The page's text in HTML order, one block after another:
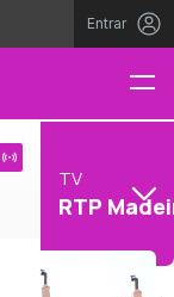
Entrar
TV
RTP